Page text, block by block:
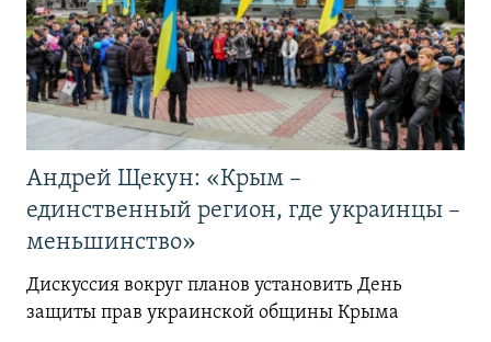
Андрей Щекун: «Крым –
единственный регион, где украинцы –
меньшинство»
Дискуссия вокруг планов установить День
защиты прав украинской общины Крыма